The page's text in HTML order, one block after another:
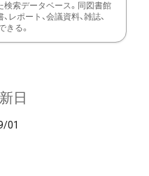
検索データベース。同図書館
レポート、会議資料、雑誌、
きる。
日
01